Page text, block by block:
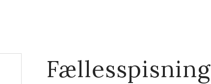
Fællesspisning